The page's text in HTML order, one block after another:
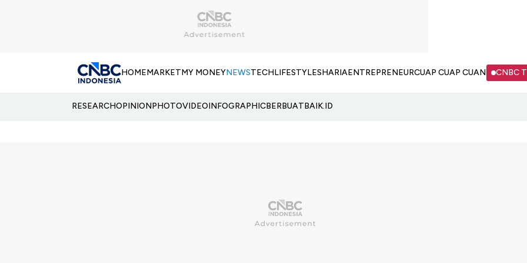
HOMEMARKETMY MONEYNEWSTECHLIFESTYLESHARIAENTREPRENEURCUAP CUAP CUAN CNBC
RESEARCHOPINIONPHOTOVIDEOINFOGRAPHICBERBUATBAIK.ID